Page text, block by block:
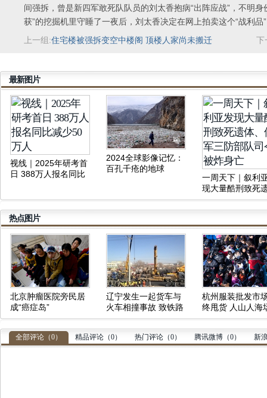
间强拆，曾是新四军敢死队队员的刘太香抱病“出阵应战”，不明
获”的挖掘机里守睡了一夜后，刘太香决定在网上拍卖这个“战利品
上一组:住宅楼被强拆变空中楼阁 顶楼人家尚未搬迁 下
最新图片
视线｜2025年研考首
日 388万人报名同比
2024全球影像记忆：
百孔千疮的地球
一周天下｜叙利
现大量酷刑致死
体、俄军三防部
令被炸身亡
热点图片
北京肿瘤医院旁民居
成“癌症岛”
辽宁发生一起货车与
火车相撞事故 致铁路
中断
杭州服装批发市
终甩货 人山人海
壮观
全部评论（0） 精品评论（0） 热门评论（0） 腾讯微博（0） 新